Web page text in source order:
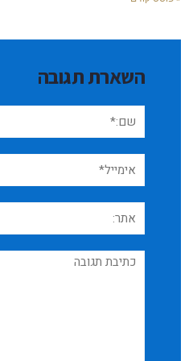
השארת תגובה
שם:*
אימייל*
אתר:
תגובה